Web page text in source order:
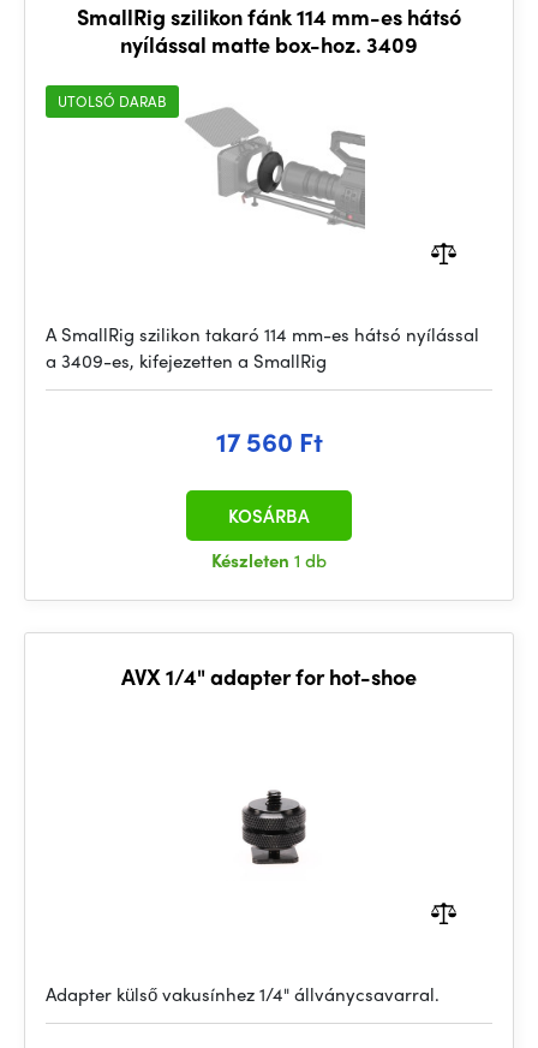
SmallRig szilikon fánk 114 mm-es hátsó
nyílással matte box-hoz. 3409
UTOLSÓ DARAB
A SmallRig szilikon takaró 114 mm-es hátsó nyílással
a 3409-es, kifejezetten a SmallRig
17 560 Ft
Készleten 1 db
KOSÁRBA
AVX 1/4" adapter for hot-shoe
Adapter külső vakusínhez 1/4" állványcsavarral.